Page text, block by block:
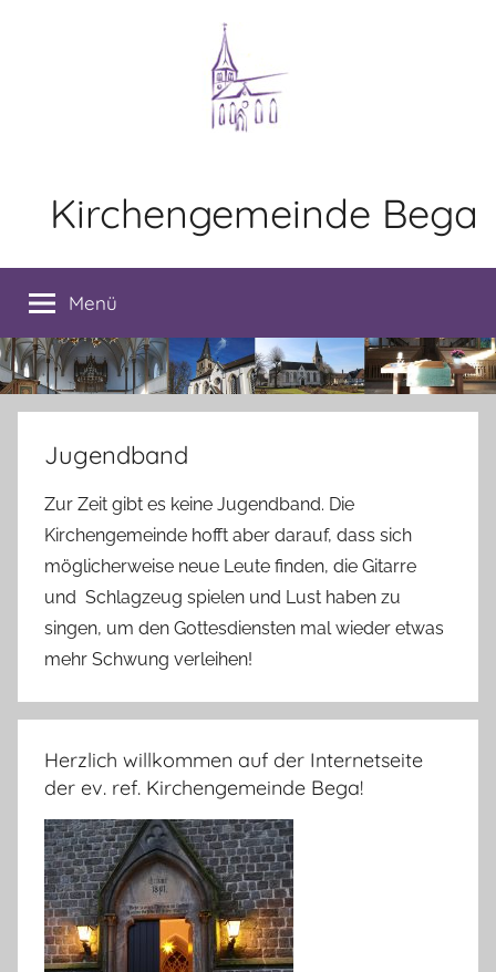
Kirchengemeinde Bega
Menü
Jugendband
Zur Zeit gibt es keine Jugendband. Die
Kirchengemeinde hofft aber darauf, dass sich
möglicherweise neue Leute finden, die Gitarre
und Schlagzeug spielen und Lust haben zu
singen, um den Gottesdiensten mal wieder etwas
mehr Schwung verleihen!
Herzlich willkommen auf der Internetseite
der ev. ref. Kirchengemeinde Bega!